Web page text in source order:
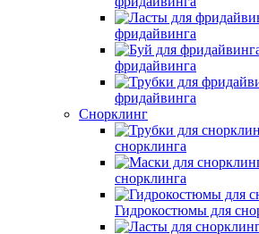
фридайвинга
фридайвинга
фридайвинга
Снорклинг
снорклинга
снорклинга
Гидрокостюмы для